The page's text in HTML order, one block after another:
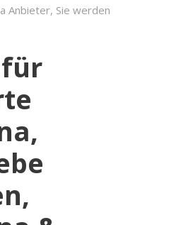
Anbieter, Sie werden